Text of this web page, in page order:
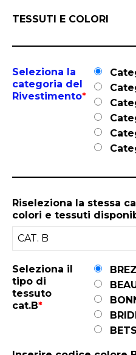
TESSUTI E COLORI
Seleziona la
categoria del
Rivestimento*
Riseleziona la stessa
colori e tessuti
Seleziona il
tipo di
tessuto
cat.B*
BREZ